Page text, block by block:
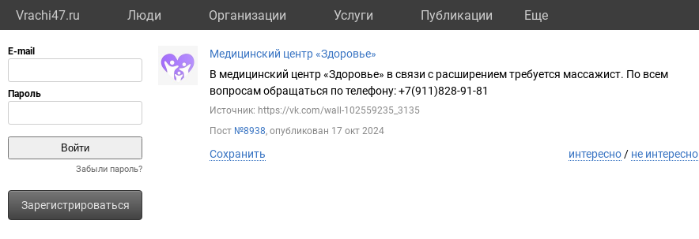
Vrachi47.ru Люди Организации Услуги Публикации Eще
Забыли пароль?
Зарегистрироваться
Медицинский центр «Здоровье»
В медицинский центр «Здоровье» в связи с расширением требуется массажист. По всем
вопросам обращаться по телефону: +7(911)828-91-81
Источник: https://vk.com/wall-102559235_3135
Пост №8938, опубликован 17 окт 2024
Сохранить интересно / не интересно